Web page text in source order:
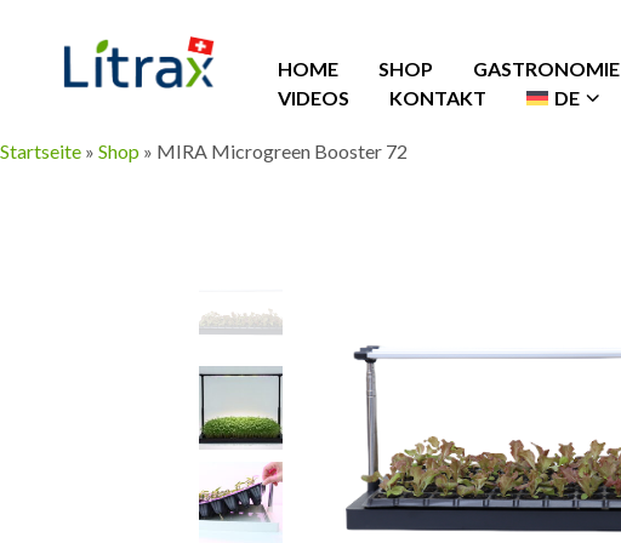
HOME SHOP GASTRONOMIE
VIDEOS
KONTAKT DE
Startseite » Shop » MIRA Microgreen Booster 72